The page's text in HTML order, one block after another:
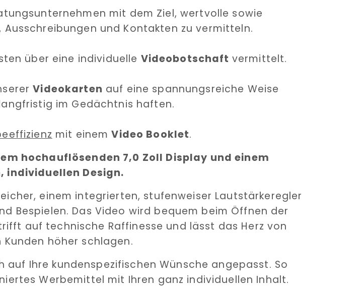
mit dem Ziel, wertvolle sowie
und Kontakten zu vermitteln.
über eine individuelle Videobotschaft vermittelt.
Videokarten auf eine spannungsreiche Weise
im Gedächtnis haften.
mit einemVideo Booklet.
hochauflösenden 7,0 Zoll Display und einem
individuellen Design.
einem integrierten, stufenweiser Lautstärkeregler
Bespielen. Das Video wird bequem beim Öffnen der
auf technische Raffinesse und lässt das Herz von
höher schlagen.
Ihre kundenspezifischen Wünsche angepasst. So
Werbemittel mit Ihren ganz individuellen Inhalt.